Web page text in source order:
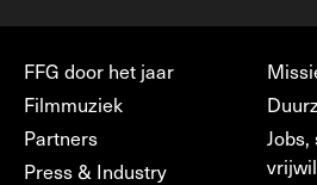
FFG door het jaar
Filmmuziek
Partners
Press & Industry
Jobs,